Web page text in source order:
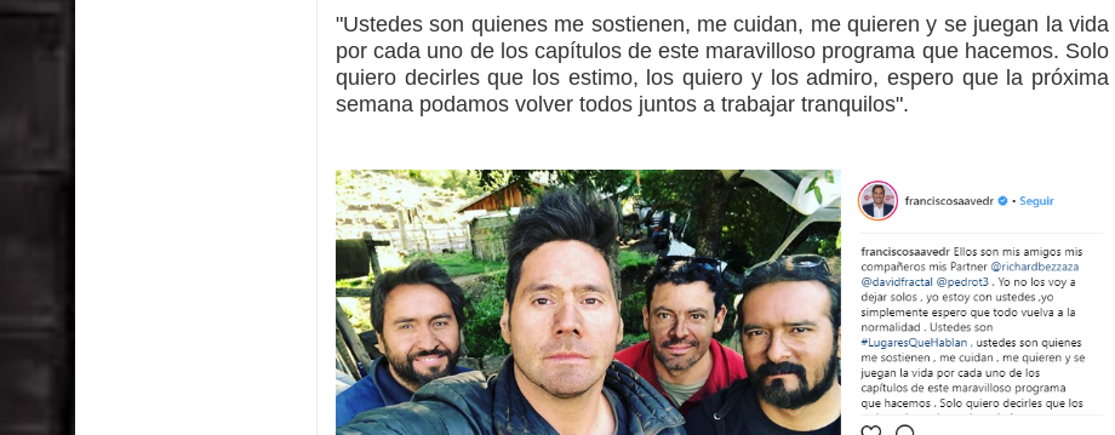
"Ustedes son quienes me sostienen, me cuidan, me quieren y se juegan la vida
por cada uno de los capítulos de este maravilloso programa que hacemos. Solo
quiero decirles que los estimo, los quiero y los admiro, espero que la próxima
semana podamos volver todos juntos a trabajar tranquilos".